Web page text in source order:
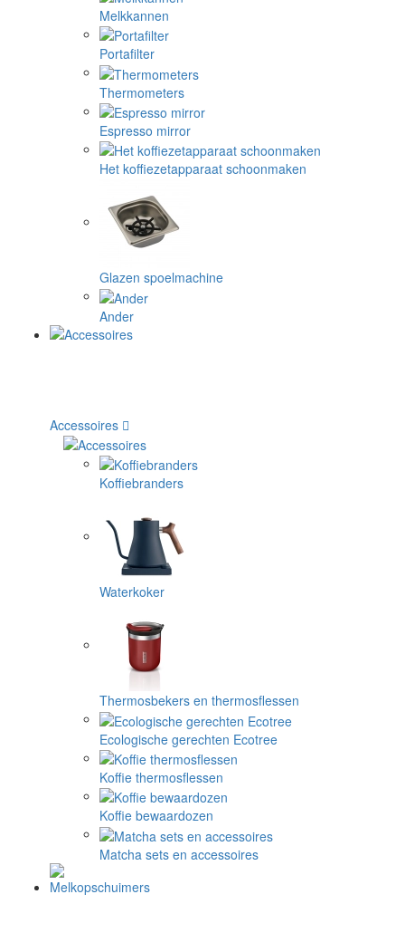
Melkkannen
Portafilter
Thermometers
Espresso mirror
Het koffiezetapparaat schoonmaken
Glazen spoelmachine
Ander
Accessoires
Koffiebranders
Waterkoker
Thermosbekers en thermosflessen
Ecologische gerechten Ecotree
Koffie thermosflessen
Koffie bewaardozen
Matcha sets en accessoires